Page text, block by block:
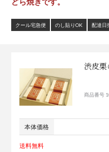
クール宅急便 のし貼りOK 配達日
渋皮
商品番号
本体価格
送料無料